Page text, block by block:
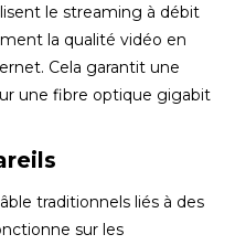
le streaming à débit
la qualité vidéo en
Cela garantit une
une fibre optique gigabit
traditionnels liés à des
sur les